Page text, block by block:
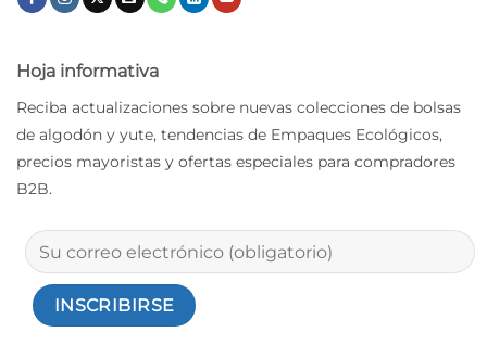
Hoja informativa
Reciba actualizaciones sobre nuevas colecciones de bolsas
de algodón y yute, tendencias de Empaques Ecológicos,
precios mayoristas y ofertas especiales para compradores
B2B.